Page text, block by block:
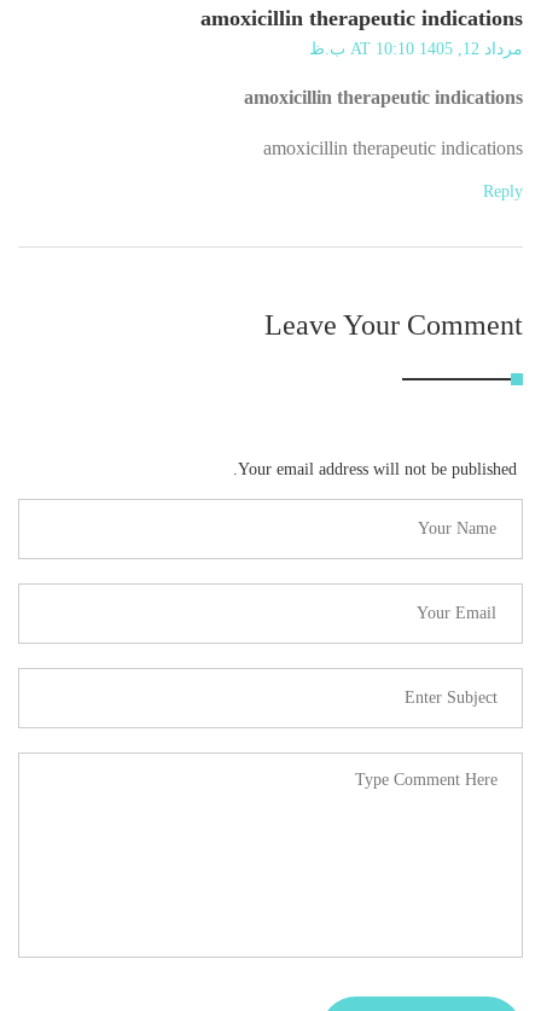
amoxicillin therapeutic indications
مرداد 12, 1405 AT 10:10 ب.ظ
amoxicillin therapeutic indications
amoxicillin therapeutic indications
Reply
Leave Your Comment
Your email address will not be published.